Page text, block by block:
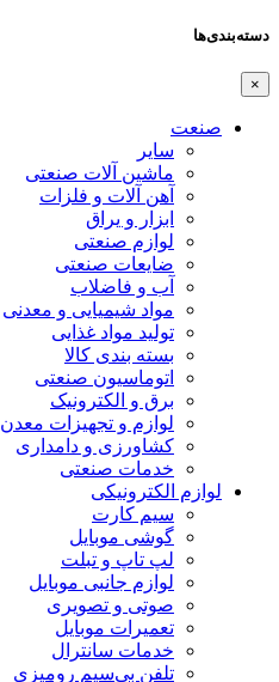
دسته‌بندی‌ها
×
صنعت
سایر
ماشین آلات صنعتی
آهن آلات و فلزات
ابزار و یراق
لوازم صنعتی
ضایعات صنعتی
آب و فاضلاب
مواد شیمیایی و معدنی
تولید مواد غذایی
بسته بندی کالا
اتوماسیون صنعتی
برق و الکترونیک
لوازم و تجهیزات معدن
کشاورزی و دامداری
خدمات صنعتی
لوازم الکترونیکی
سیم کارت
گوشی موبایل
لپ تاپ و تبلت
لوازم جانبی موبایل
صوتی و تصویری
تعمیرات موبایل
خدمات سانترال
تلفن بی‌سیم رومیزی